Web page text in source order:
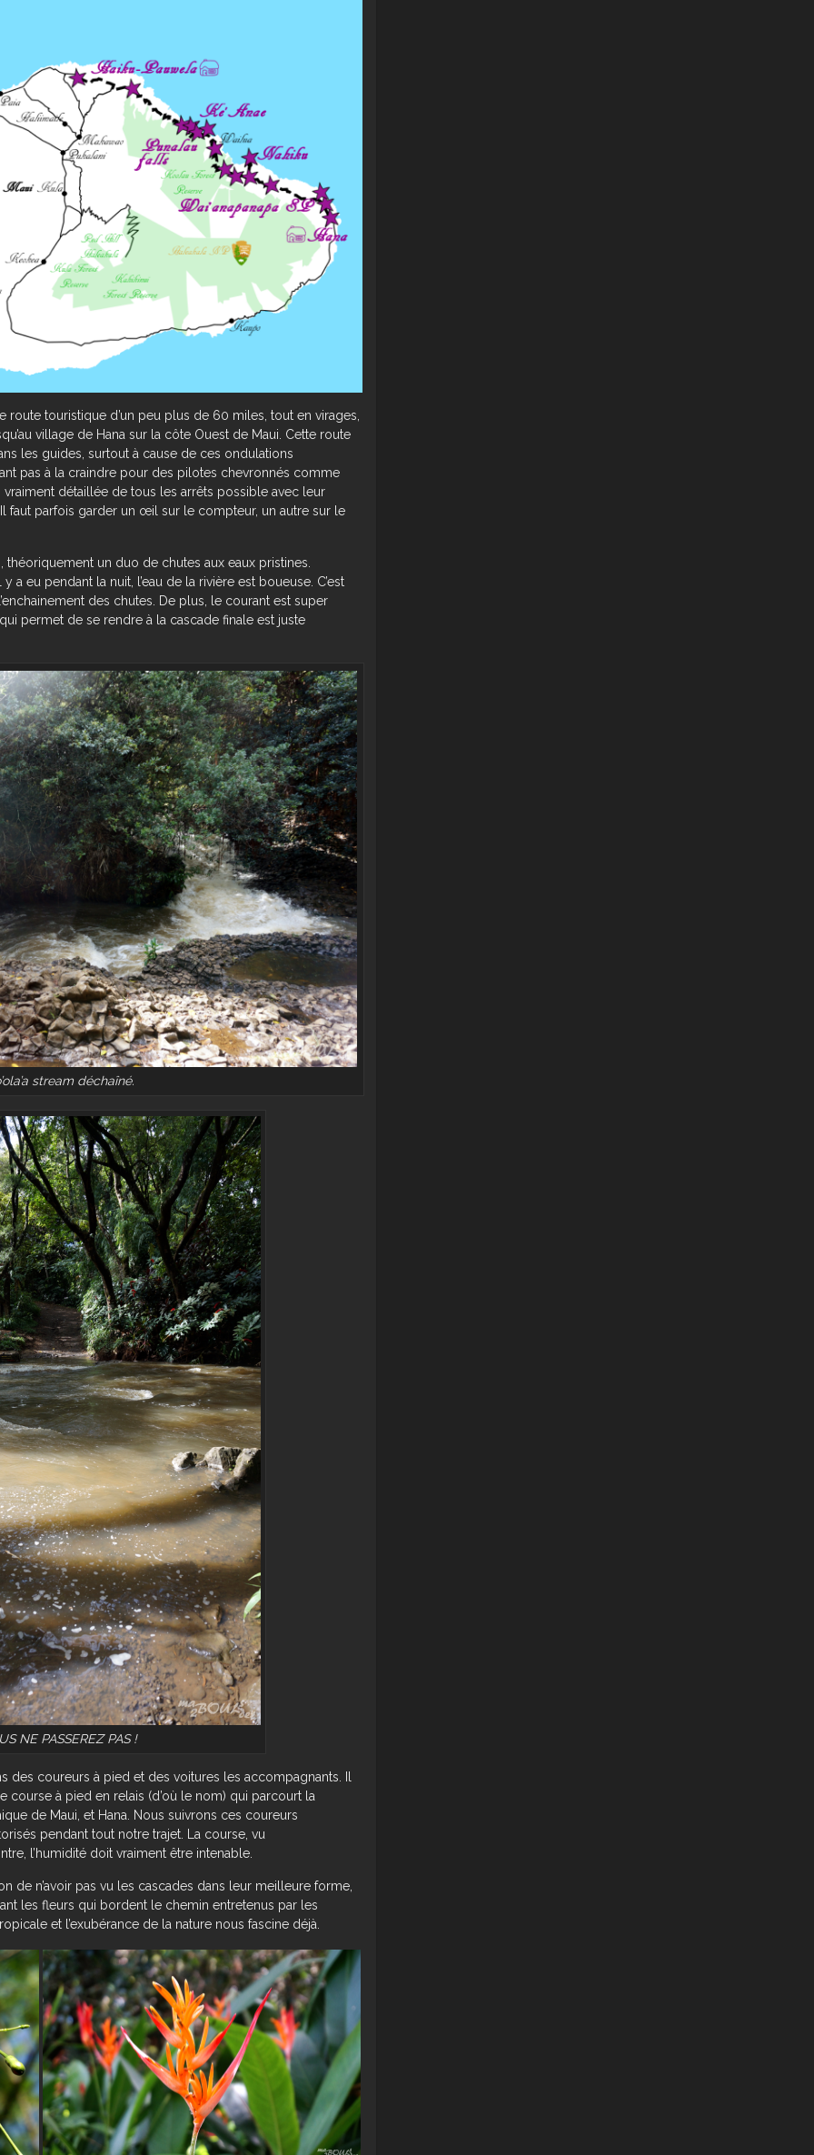
route touristique d’un peu plus de 60 miles, tout en virages,
village de Hana sur la côte Ouest de Maui. Cette route
les guides, surtout à cause de ces ondulations
pas à la craindre pour des pilotes chevronnés comme
détaillée de tous les arrêts possible avec leur
faut parfois garder un œil sur le compteur, un autre sur le
un duo de chutes aux eaux pristines.
a eu pendant la nuit, l’eau de la rivière est boueuse. C’est
des chutes. De plus, le courant est super
permet de se rendre à la cascade finale est juste
stream déchaîné.
NE PASSEREZ PAS !
des coureurs à pied et des voitures les accompagnants. Il
course à pied en relais (d’où le nom) qui parcourt la
de Maui, et Hana. Nous suivrons ces coureurs
pendant tout notre trajet. La course, vu
l’humidité doit vraiment être intenable.
de n’avoir pas vu les cascades dans leur meilleure forme,
les fleurs qui bordent le chemin entretenus par les
et l’exubérance de la nature nous fascine déjà.